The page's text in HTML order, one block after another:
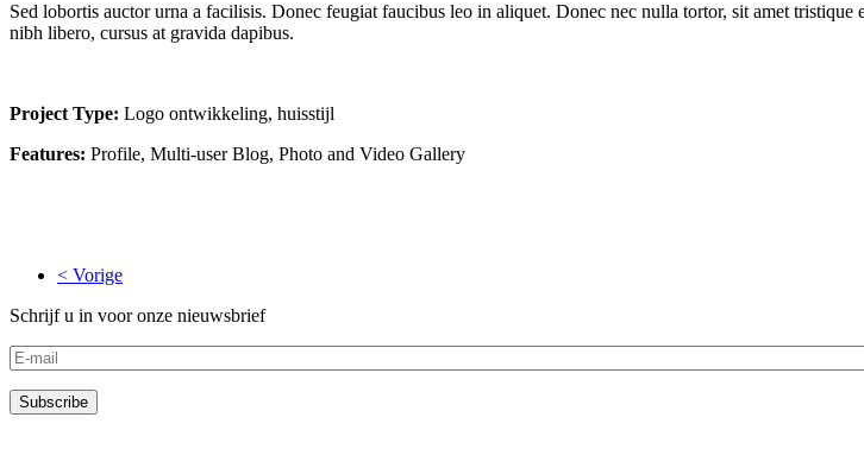
Sed lobortis auctor urna a facilisis. Donec feugiat faucibus leo in aliquet. Donec nec nulla tortor, sit amet
nibh libero, cursus at gravida dapibus.
Project Type: Logo ontwikkeling, huisstijl
Features: Profile, Multi-user Blog, Photo and Video Gallery
< Vorige
Schrijf u in voor onze nieuwsbrief